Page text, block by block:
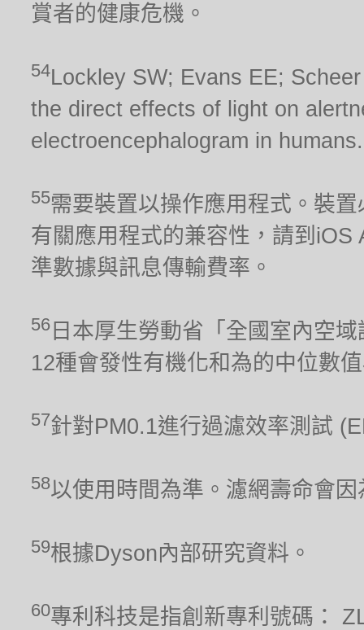
賞者的健康危機。
54Lockley SW; Evans EE;
the direct effects of light on
electroencephalogram in
55需要裝置以操作應用程式。裝
有關應用程式的兼容性，請到
準數據與訊息傳輸費率。
56 日本厚生勞動省「全國室內空
12種會發性有機化和為的中位數
57針對PM0.1進行過濾效率測試
58以使用時間為準。濾網壽命會
59根據Dyson內部研究資料。
60專利科技是指創新專利號碼：